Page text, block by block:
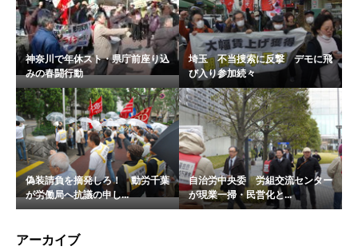
神奈川で年休スト・県庁前座り込
みの春闘行動
埼玉 不当捜索に反撃 デモに飛
び入り参加続々
偽装請負を摘発しろ！ 動労千葉
が労働局へ抗議の申し...
自治労中央委 労組交流センター
が現業一掃・民営化と...
アーカイブ